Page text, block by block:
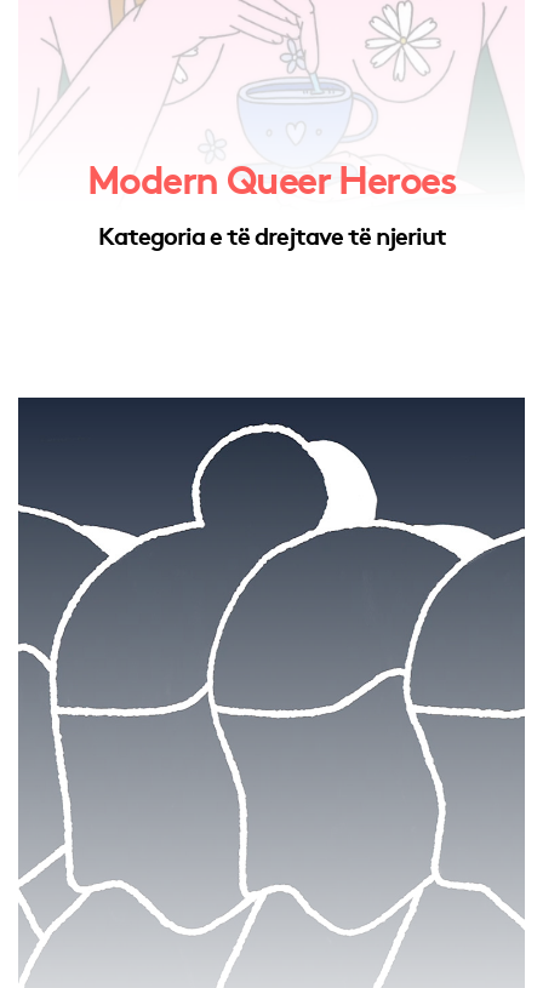
Modern Queer Heroes
Kategoria e të drejtave të njeriut